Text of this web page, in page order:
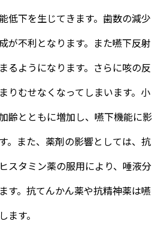
低下を生じてきます。歯数の減少
が不利となります。また嚥下反射
るようになります。さらに咳の反
りむせなくなってしまいます。小
齢とともに増加し、嚥下機能に影
。また、薬剤の影響としては、抗
スタミン薬の服用により、唾液分
す。抗てんかん薬や抗精神薬は嚥
ます。